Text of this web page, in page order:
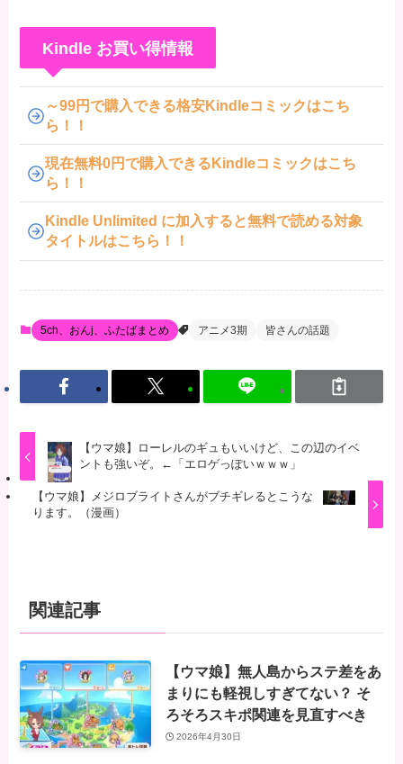
Kindle お買い得情報
～99円で購入できる格安Kindleコミックはこち
ら！！
現在無料0円で購入できるKindleコミックはこち
ら！！
Kindle Unlimited に加入すると無料で読める対象
タイトルはこちら！！
5ch、おんj、ふたばまとめ アニメ3期 皆さんの話題
【ウマ娘】ローレルのギュもいいけど、この辺のイベ
ントも強いぞ。←「エロゲっぽいｗｗｗ」
【ウマ娘】メジロブライトさんがブチギレるとこうな
ります。（漫画）
関連記事
【ウマ娘】無人島からステ差をあ
まりにも軽視しすぎてない？ そ
ろそろスキポ関連を見直すべき
2026年4月30日